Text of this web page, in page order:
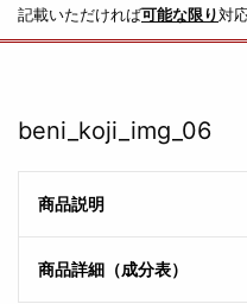
記載いただければ可能な限り対
beni_koji_img_06
商品説明
商品詳細（成分表）